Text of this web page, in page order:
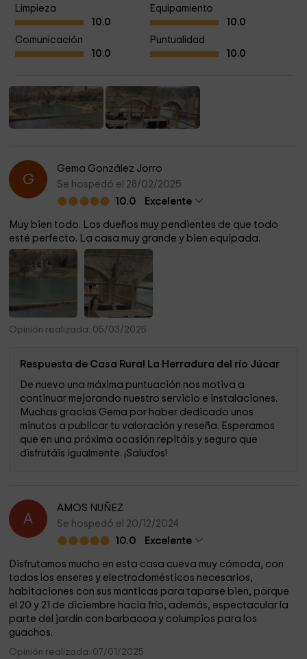
Limpieza
10.0
Equipamiento
10.0
Comunicación
10.0
Puntualidad
10.0
G
Gema González Jorro
Se hospedó el 28/02/2025
10.0
Excelente
Muy bien todo. Los dueños muy pendientes de que todo
esté perfecto. La casa muy grande y bien equipada.
Opinión realizada: 05/03/2025
Respuesta de Casa Rural La Herradura del río Júcar
De nuevo una máxima puntuación nos motiva a
continuar mejorando nuestro servicio e instalaciones.
Muchas gracias Gema por haber dedicado unos
minutos a publicar tu valoración y reseña. Esperamos
que en una próxima ocasión repitáis y seguro que
disfrutáis igualmente. ¡Saludos!
A
AMOS NUÑEZ
Se hospedó el 20/12/2024
10.0
Excelente
Disfrutamos mucho en esta casa cueva muy cómoda, con
todos los enseres y electrodomésticos necesarios,
habitaciones con sus manticas para taparse bien, porque
el 20 y 21 de diciembre hacia frío, además, espectacular la
parte del jardín con barbacoa y columpios para los
guachos.
Opinión realizada: 07/01/2025